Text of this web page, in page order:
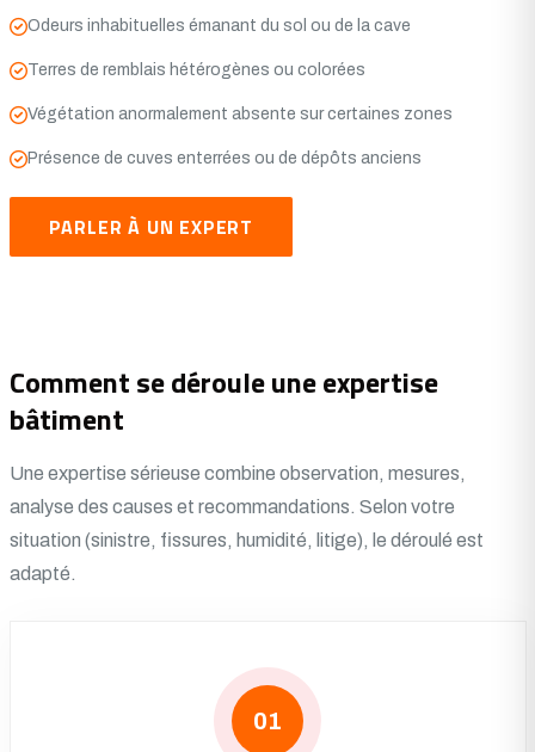
Odeurs inhabituelles émanant du sol ou de la cave
Terres de remblais hétérogènes ou colorées
Végétation anormalement absente sur certaines zones
Présence de cuves enterrées ou de dépôts anciens
PARLER À UN EXPERT
Comment se déroule une expertise
bâtiment
Une expertise sérieuse combine observation, mesures,
analyse des causes et recommandations. Selon votre
situation (sinistre, fissures, humidité, litige), le déroulé est
adapté.
01